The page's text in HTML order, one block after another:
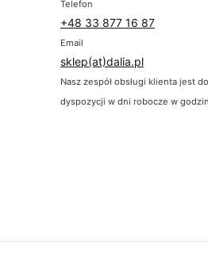
Telefon
+48 33 877 16 87
Email
sklep(at)dalia.pl
Nasz zespół obsługi klienta jest
dyspozycji w dni robocze w